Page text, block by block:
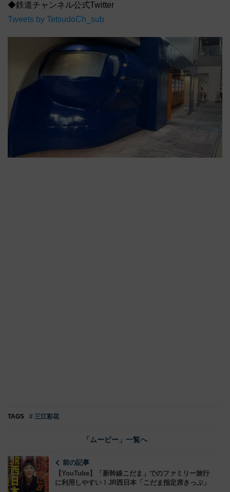
◆鉄道チャンネル公式Twitter
Tweets by TetsudoCh_sub
TAGS # 三江彩花
「ムービー」一覧へ
前の記事
【YouTube】「新幹線こだま」でのファミリー旅行
に利用しやすい！JR西日本「こだま指定席きっぷ」